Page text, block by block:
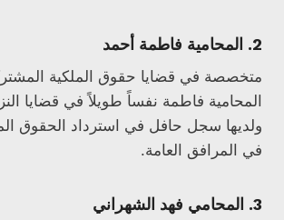
2. المحامية فاطمة أحمد
متخصصة في قضايا حقوق الملكية
المحامية فاطمة نفساً طويلاً في قضايا
ولديها سجل حافل في استرداد الحقوق
في المرافق العامة.
3. المحامي فهد الشهراني